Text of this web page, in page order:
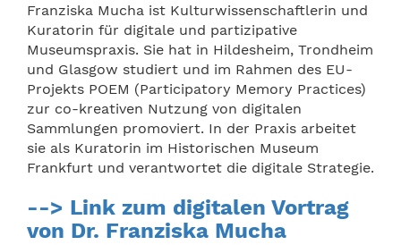
Franziska Mucha ist Kulturwissenschaftlerin und
Kuratorin für digitale und partizipative
Museumspraxis. Sie hat in Hildesheim, Trondheim
und Glasgow studiert und im Rahmen des EU-
Projekts POEM (Participatory Memory Practices)
zur co-kreativen Nutzung von digitalen
Sammlungen promoviert. In der Praxis arbeitet
sie als Kuratorin im Historischen Museum
Frankfurt und verantwortet die digitale Strategie.
--> Link zum digitalen Vortrag
von Dr. Franziska Mucha